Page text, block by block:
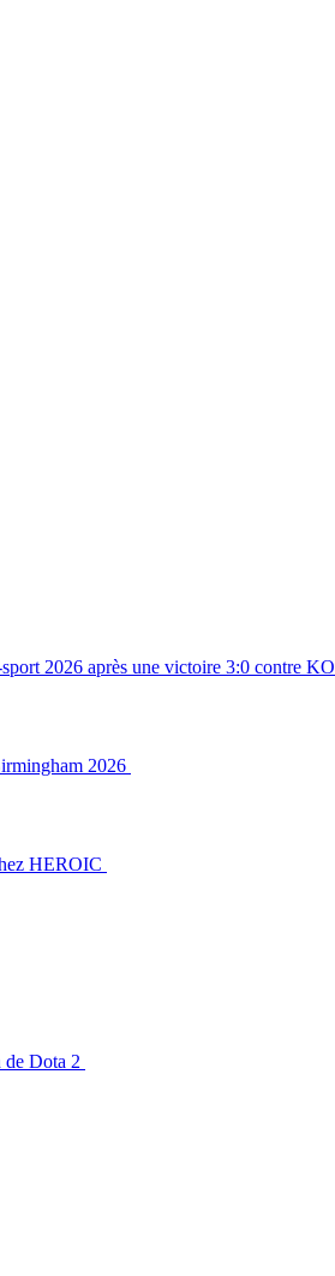
2026 après une victoire 3:0 contre KO
2026
HEROIC
de Dota 2